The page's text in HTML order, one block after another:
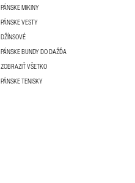
PÁNSKE MIKINY
PÁNSKE VESTY
DŽÍNSOVÉ
PÁNSKE BUNDY DO DAŽĎA
ZOBRAZIŤ VŠETKO
PÁNSKE TENISKY